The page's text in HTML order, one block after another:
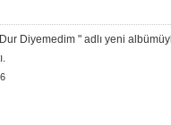
Diyemedim " adlı yeni